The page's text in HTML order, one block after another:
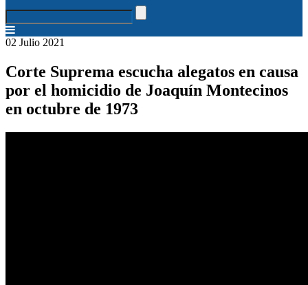
02 Julio 2021
Corte Suprema escucha alegatos en causa
por el homicidio de Joaquín Montecinos
en octubre de 1973